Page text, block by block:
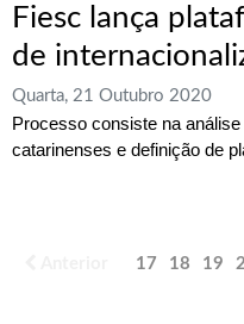
Fiesc lança
de
Quarta, 21 Outubro 2020
Processo consiste na
catarinenses e definição de
17 18 19